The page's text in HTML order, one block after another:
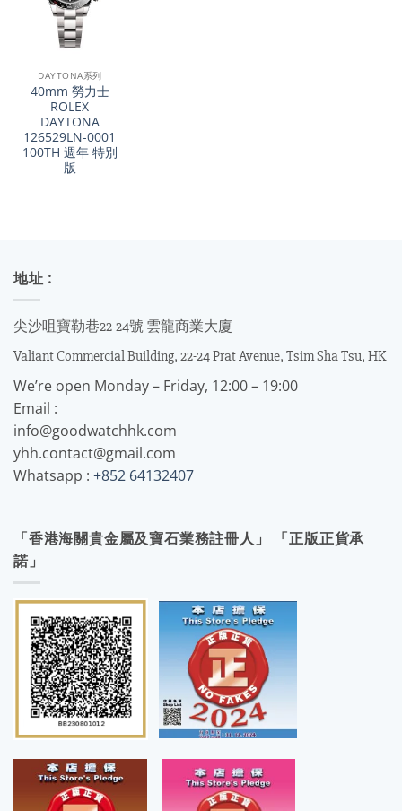
DAYTONA系列
40mm 勞力士
ROLEX
DAYTONA
126529LN-0001
100TH 週年 特別
版
地址 :
尖沙咀寶勒巷22-24號 雲龍商業大廈
Valiant Commercial Building, 22-24 Prat Avenue, Tsim Sha Tsu, HK
We’re open Monday – Friday, 12:00 – 19:00
Email :
info@goodwatchhk.com
yhh.contact@gmail.com
Whatsapp : +852 64132407
「香港海關貴金屬及寶石業務註冊人」 「正版正貨承
諾」